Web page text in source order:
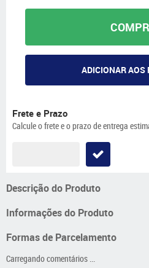
ADICIONAR AOS
Frete e Prazo
Calcule o frete e o prazo de entrega
Descrição do Produto
Informações do Produto
Formas de Parcelamento
Carregando comentários ...